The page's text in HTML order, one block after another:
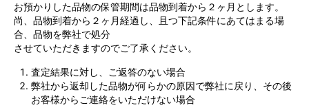
お預かりした品物の保管期間は品物到着から２ヶ月とします。
尚、品物到着から２ヶ月経過し、且つ下記条件にあてはまる場
合、品物を弊社で処分
させていただきますのでご了承ください。
査定結果に対し、ご返答のない場合
弊社から返却した品物が何らかの原因で弊社に戻り、その後
お客様からご連絡をいただけない場合